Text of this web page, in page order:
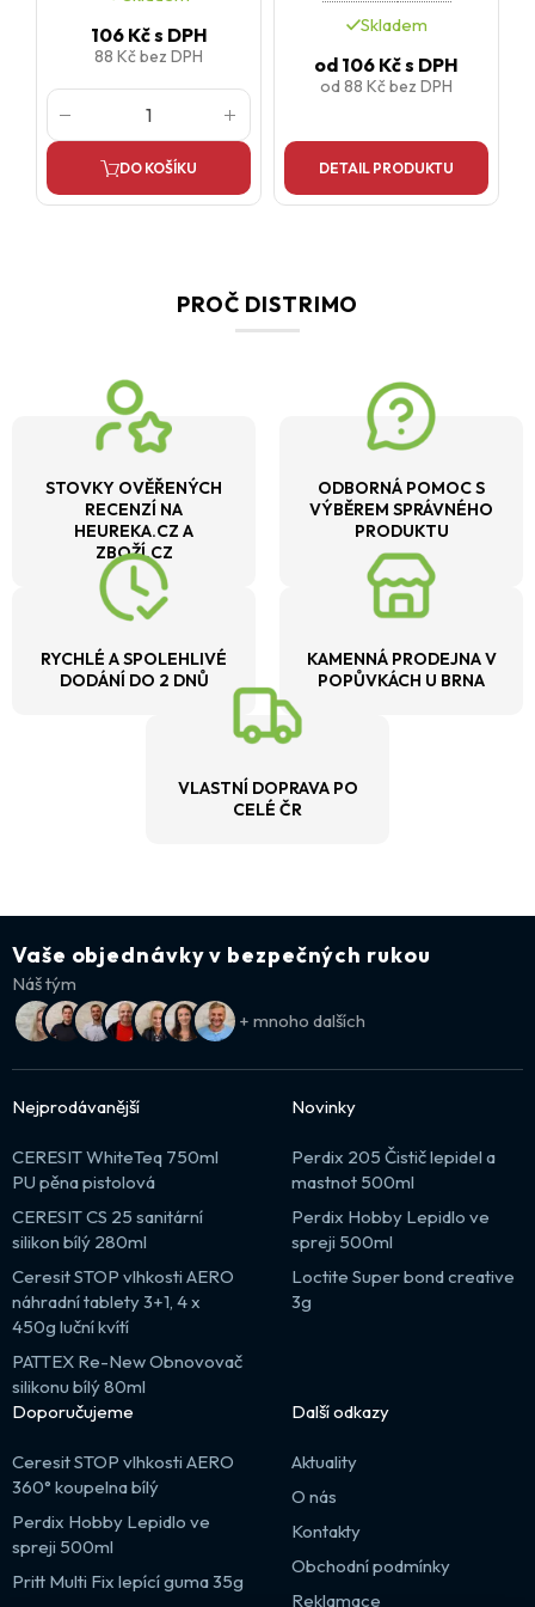
106 Kčs DPH
88 Kčbez DPH
DO KOŠÍKU
Skladem
od 106 Kčs DPH
od 88 Kčbez DPH
DETAIL PRODUKTU
PROČ DISTRIMO
STOVKY OVĚŘENÝCH
RECENZÍ NA
HEUREKA.CZ A
ZBOŽÍ.CZ
ODBORNÁ POMOC S
VÝBĚREM SPRÁVNÉHO
PRODUKTU
RYCHLÉ A SPOLEHLIVÉ
DODÁNÍ DO 2 DNŮ
KAMENNÁ PRODEJNA V
POPŮVKÁCH U BRNA
VLASTNÍ DOPRAVA PO
CELÉ ČR
Vaše objednávky v bezpečných rukou
Náš tým
+ mnoho dalších
Nejprodávanější
CERESIT WhiteTeq 750ml
PU pěna pistolová
CERESIT CS 25 sanitární
silikon bílý 280ml
Ceresit STOP vlhkosti AERO
náhradní tablety 3+1, 4 x
450g luční kvítí
PATTEX Re-New Obnovovač
silikonu bílý 80ml
Novinky
Perdix 205 Čistič lepidel a
mastnot 500ml
Perdix Hobby Lepidlo ve
spreji 500ml
Loctite Super bond creative
3g
Doporučujeme
Ceresit STOP vlhkosti AERO
360° koupelna bílý
Perdix Hobby Lepidlo ve
spreji 500ml
Pritt Multi Fix lepící guma 35g
Další odkazy
Aktuality
O nás
Kontakty
Obchodní podmínky
Reklamace